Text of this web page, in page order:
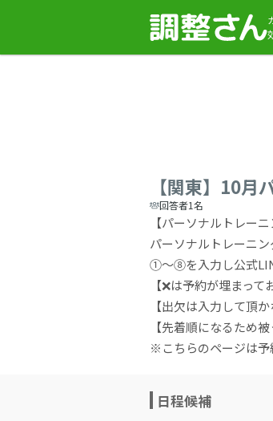
【関東】10
回答者1名
【パーソナルトレーニ
パーソナルトレーニン
①〜⑧を入力し公式
【❌は予約が埋まって
【出欠は入力して頂
【先着順になるため
※こちらのページは予
日程候補